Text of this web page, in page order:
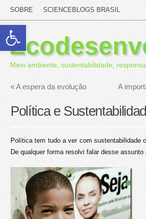
Abrir a barra de
SOBRE SCIENCEBLOGS BRASIL
Meio ambiente, sustentabilidade,
«A espera da evolução A
Política e
Política tem tudo a ver com sustentabilidade
De qualquer forma resolvi falar desse assunto